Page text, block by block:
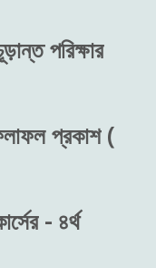
পরিক্ষার
প্রকাশ (
- ৪র্থ